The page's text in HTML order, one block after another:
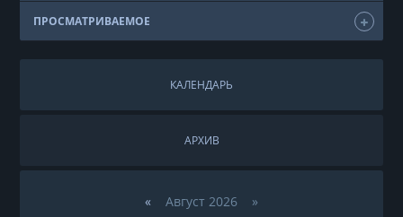
ПРОСМАТРИВАЕМОЕ
КАЛЕНДАРЬ
АРХИВ
«Август 2026 »